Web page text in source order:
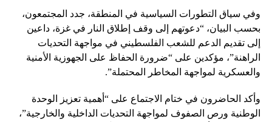
وفي سياق التطورات السياسية في المنطقة، جدد المجتمعون،
بحسب البيان، “دعوتهم إلى وقف إطلاق النار في غزة، داعين
إلى تقديم الدعم للشعب الفلسطيني في مواجهة التحديات
الراهنة”، مؤكدين على “ضرورة الحفاظ على الجهوزية الأمنية
والعسكرية لمواجهة المخاطر المحتملة”.
وأكد الحاضرون في ختام الاجتماع على “أهمية تعزيز الوحدة
الوطنية ورص الصفوف لمواجهة التحديات الداخلية والخارجية”،